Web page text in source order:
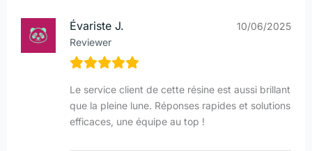
Évariste J.
Reviewer
10/06/2025
Le service client de cette résine est aussi brillant
que la pleine lune. Réponses rapides et solutions
efficaces, une équipe au top !